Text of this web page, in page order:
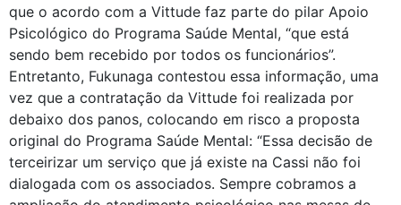
que o acordo com a Vittude faz parte do pilar Apoio
Psicológico do Programa Saúde Mental, “que está
sendo bem recebido por todos os funcionários”.
Entretanto, Fukunaga contestou essa informação, uma
vez que a contratação da Vittude foi realizada por
debaixo dos panos, colocando em risco a proposta
original do Programa Saúde Mental: “Essa decisão de
terceirizar um serviço que já existe na Cassi não foi
dialogada com os associados. Sempre cobramos a